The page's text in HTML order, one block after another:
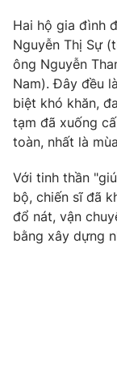
Photo
Video
VTV Money
Thị trường 24h
Hai hộ gia đình
Nguyễn Thị Sự
ông Nguyễn
Nam). Đây đều
biệt khó khăn,
tạm đã xuống
toàn, nhất là
Với tinh thần
bộ, chiến sĩ đã
đổ nát, vận
bằng xây dựng